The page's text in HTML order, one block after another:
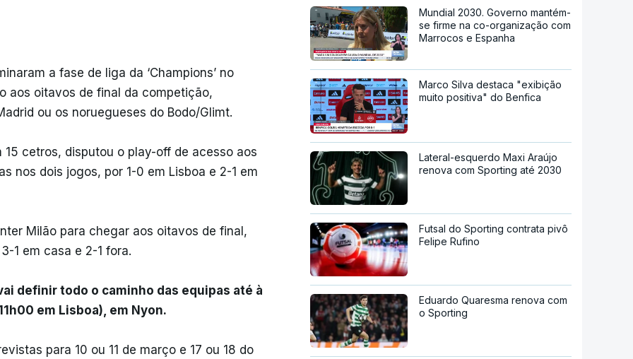
a fase de liga da ‘Champions’ no
aos oitavos de final da competição,
ou os noruegueses do Bodo/Glimt.
cetros, disputou o play-off de acesso aos
nos dois jogos, por 1-0 em Lisboa e 2-1 em
Milão para chegar aos oitavos de final,
1 em casa e 2-1 fora.
definir todo o caminho das equipas até à
em Lisboa), em Nyon.
para 10 ou 11 de março e 17 ou 18 do
Mundial 2030. Governo mantém-
se firme na co-organização com
Marrocos e Espanha
Marco Silva destaca "exibição
muito positiva" do Benfica
Lateral-esquerdo Maxi Araújo
renova com Sporting até 2030
Futsal do Sporting contrata pivô
Felipe Rufino
Eduardo Quaresma renova com
o Sporting